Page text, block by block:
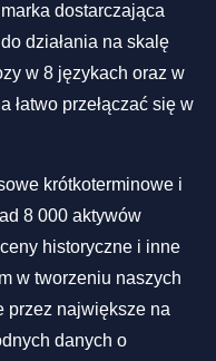
dostarczająca
działania na skalę
w 8 językach oraz w
łatwo przełączać się w
krótkoterminowe i
8 000 aktywów
historyczne i inne
w tworzeniu naszych
przez największe na
danych o